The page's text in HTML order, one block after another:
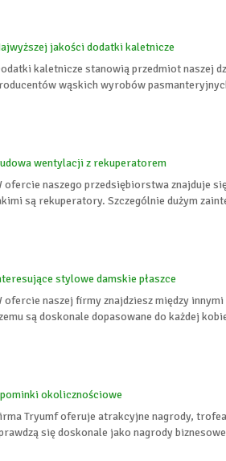
jakości dodatki kaletnicze
kaletnicze stanowią przedmiot naszej
wąskich wyrobów
wentylacji z rekuperatorem
ofercie naszego przedsiębiorstwa znajduje
są rekuperatory. Szczególnie dużym
stylowe damskie płaszce
ofercie naszej firmy znajdziesz między
są doskonale dopasowane do każdej
okolicznościowe
Tryumf oferuje atrakcyjne nagrody,
się doskonale jako nagrody